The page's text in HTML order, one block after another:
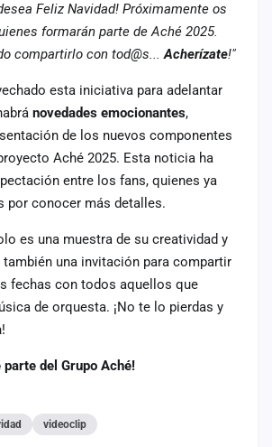
Feliz Navidad! Próximamente os
formarán parte de Aché 2025.
compartirlo con tod@s...Acherízate!"
esta iniciativa para adelantar
novedades emocionantes,
de los nuevos componentes
Aché 2025. Esta noticia ha
entre los fans, quienes ya
por conocer más detalles.
es una muestra de su creatividad y
también una invitación para compartir
fechas con todos aquellos que
de orquesta. ¡No te lo pierdas y
!
parte del Grupo Aché!
videoclip